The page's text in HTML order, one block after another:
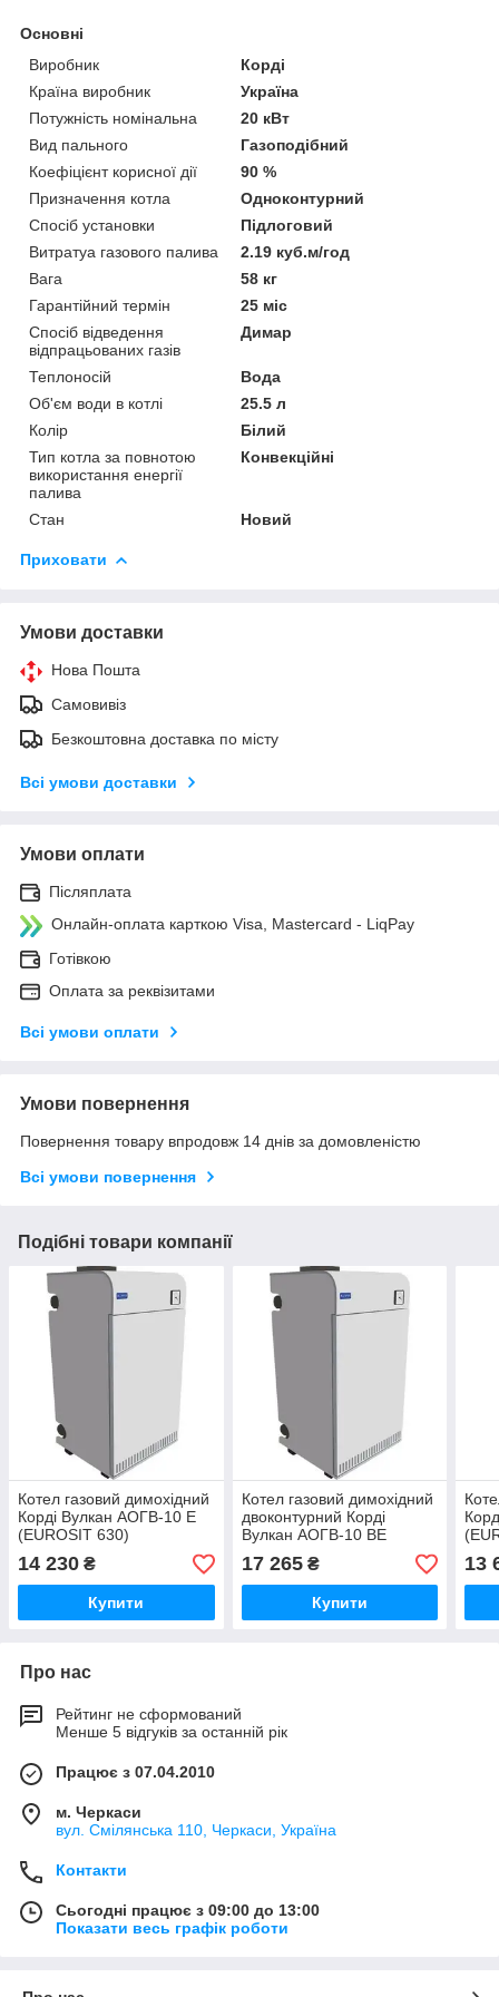
Основні
Виробник
Корді
Країна виробник
Україна
Потужність номінальна
20 кВт
Вид пального
Газоподібний
Коефіцієнт корисної дії
90 %
Призначення котла
Одноконтурний
Спосіб установки
Підлоговий
Витратуа газового палива
2.19 куб.м/год
Вага
58 кг
Гарантійний термін
25 міс
Спосіб відведення
відпрацьованих газів
Димар
Теплоносій
Вода
Об'єм води в котлі
25.5 л
Колір
Білий
Тип котла за повнотою
використання енергії
палива
Конвекційні
Стан Новий
Приховати
Умови доставки
Нова Пошта
Самовивіз
Безкоштовна доставка по місту
Всі умови доставки
Умови оплати
Післяплата
Онлайн-оплата карткою Visa, Mastercard - LiqPay
Готівкою
Оплата за реквізитами
Всі умови оплати
Умови повернення
Повернення товару впродовж 14 днів за домовленістю
Всі умови повернення
Подібні товари компанії
Котел газовий димохідний
Корді Вулкан АОГВ-10 Е
(EUROSIT 630)
14 230 ₴
Купити
Котел газовий димохідний
двоконтурний Корді
Вулкан АОГВ-10 ВЕ
(EUROSIT 630)
17 265₴
Купити
13
Про нас
Рейтинг не сформований
Менше 5 відгуків за останній рік
Працює з 07.04.2010
м. Черкаси
вул. Смілянська 110, Черкаси, Україна
Контакти
Сьогодні працює з 09:00 до 13:00
Показати весь графік роботи